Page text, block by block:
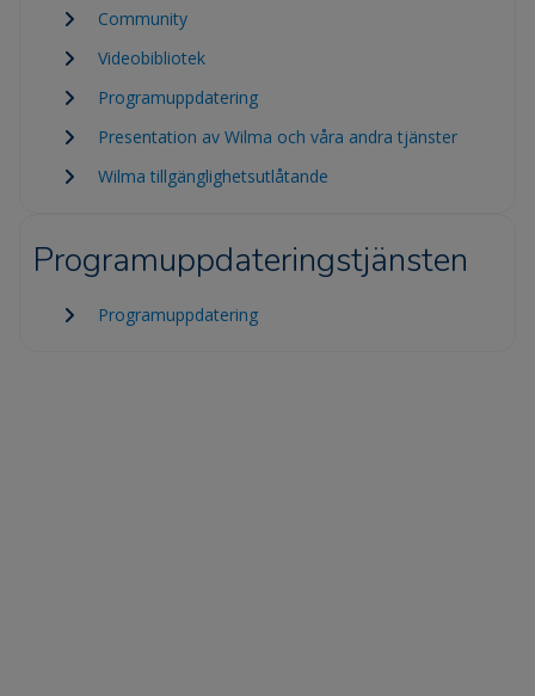
Community
Videobibliotek
Programuppdatering
Presentation av Wilma och våra andra tjänster
Wilma tillgänglighetsutlåtande
Programuppdateringstjänsten
Programuppdatering